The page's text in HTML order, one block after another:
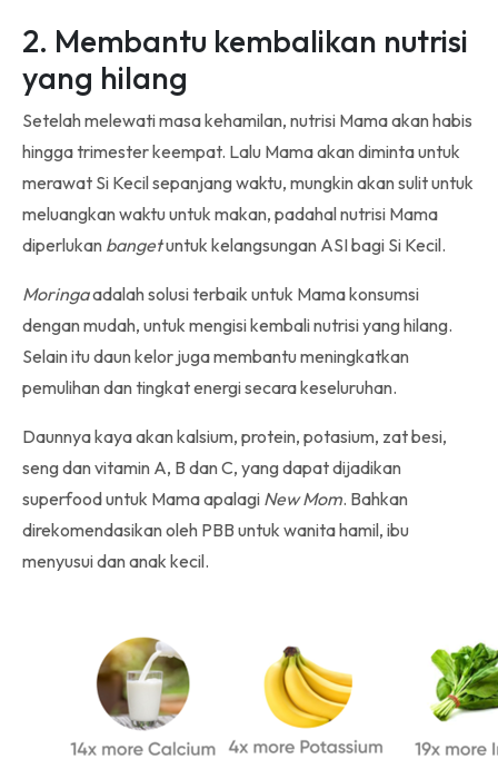
2. Membantu kembalikan nutrisi
yang hilang
Setelah melewati masa kehamilan, nutrisi Mama akan habis
hingga trimester keempat. Lalu Mama akan diminta untuk
merawat Si Kecil sepanjang waktu, mungkin akan sulit untuk
meluangkan waktu untuk makan, padahal nutrisi Mama
diperlukan bangetuntuk kelangsungan ASI bagi Si Kecil.
Moringaadalah solusi terbaik untuk Mama konsumsi
dengan mudah, untuk mengisi kembali nutrisi yang hilang.
Selain itu daun kelor juga membantu meningkatkan
pemulihan dan tingkat energi secara keseluruhan.
Daunnya kaya akan kalsium, protein, potasium, zat besi,
seng dan vitamin A, B dan C, yang dapat dijadikan
superfood untuk Mama apalagi New Mom. Bahkan
direkomendasikan oleh PBB untuk wanita hamil, ibu
menyusui dan anak kecil.